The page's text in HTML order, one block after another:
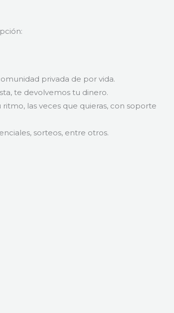
privada de por vida.
te devolvemos tu dinero.
las veces que quieras, con soporte
sorteos, entre otros.